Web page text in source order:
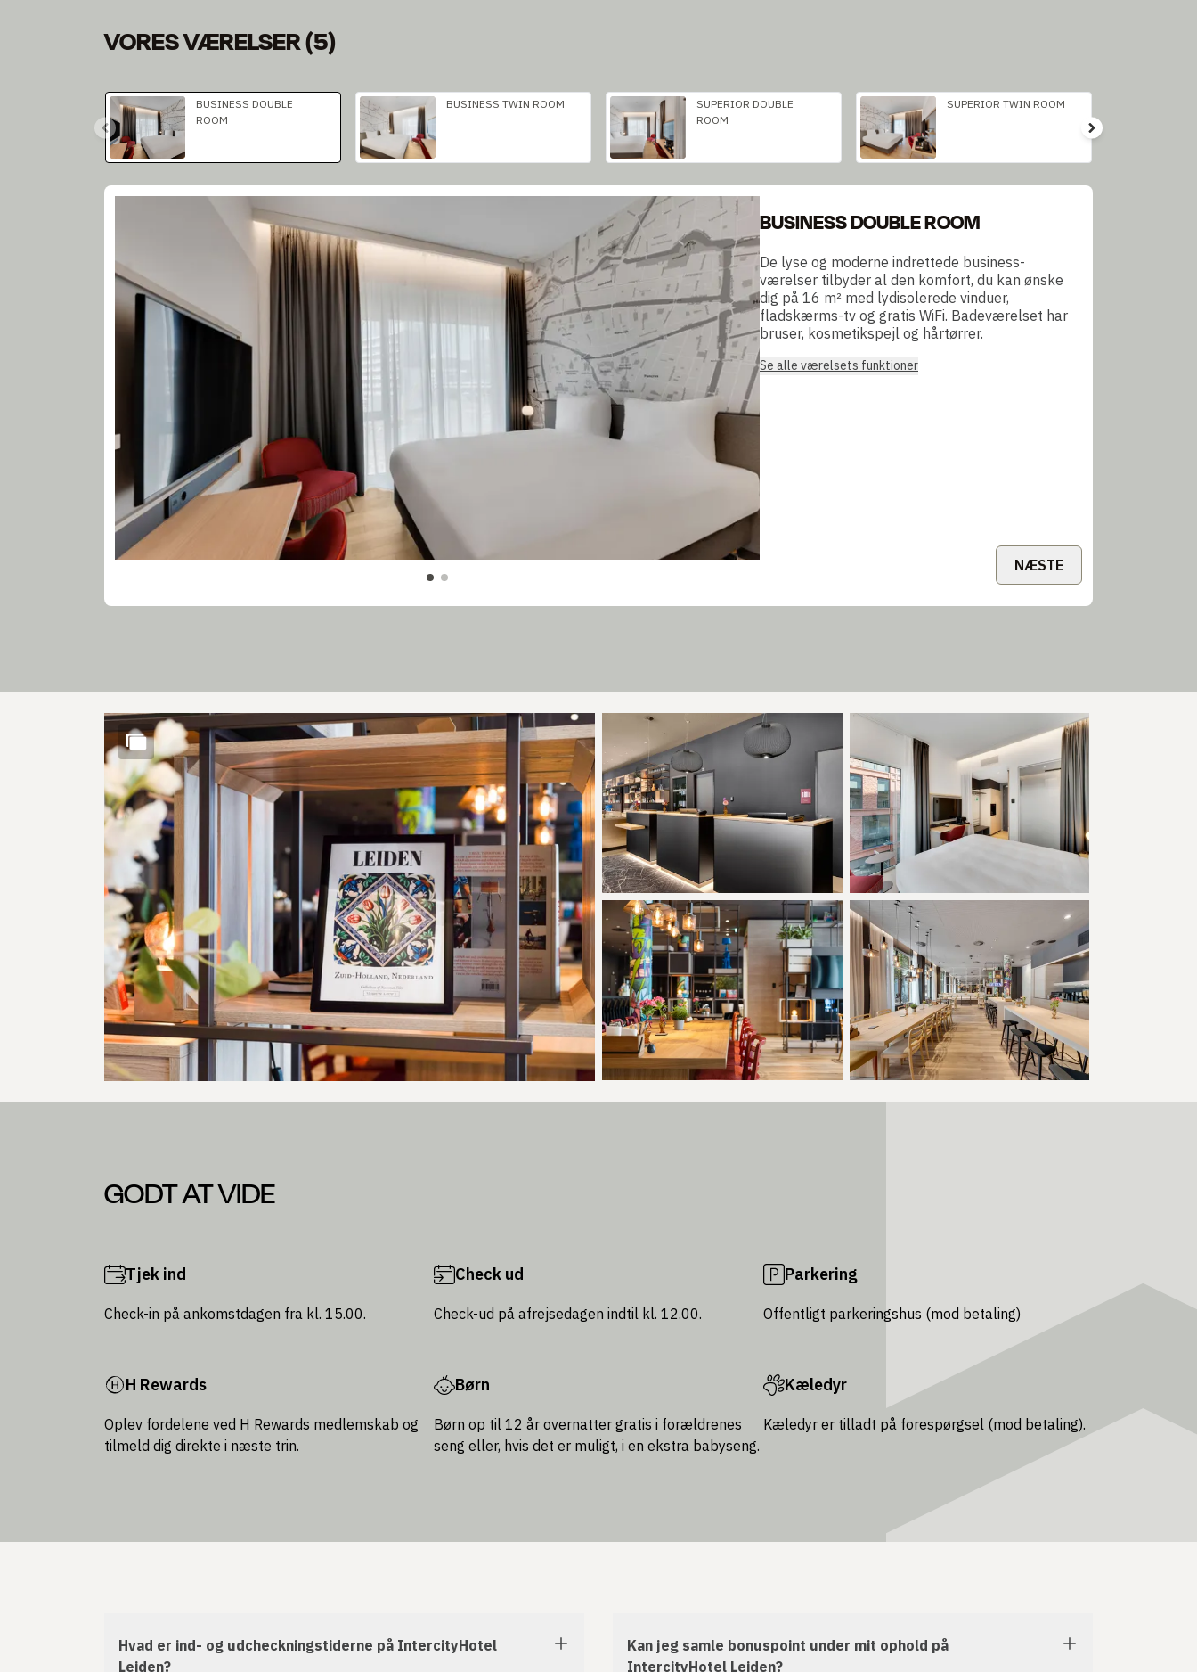
VORES VÆRELSER(5)
Slide 1 af 2
BUSINESS DOUBLE
ROOM
BUSINESS TWIN ROOM
SUPERIOR DOUBLE
ROOM
SUPERIOR TWIN ROOM
BUSINESS DOUBLE ROOM
De lyse og moderne indrettede business-
værelser tilbyder al den komfort, du kan ønske
dig på 16 m² med lydisolerede vinduer,
fladskærms-tv og gratis WiFi. Badeværelset har
bruser, kosmetikspejl og hårtørrer.
Se alle værelsets funktioner
NÆSTE
GODT AT VIDE
Tjek ind
Check-in på ankomstdagen fra kl. 15.00.
Check ud
Check-ud på afrejsedagen indtil kl. 12.00.
Parkering
Offentligt parkeringshus (mod betaling)
H Rewards
Oplev fordelene ved H Rewards medlemskab og
tilmeld dig direkte i næste trin.
Børn
Børn op til 12 år overnatter gratis i forældrenes
seng eller, hvis det er muligt, i en ekstra babyseng.
Kæledyr
Kæledyr er tilladt på forespørgsel (mod betaling).
Hvad er ind- og udcheckningstiderne på IntercityHotel
Leiden?
Kan jeg samle bonuspoint under mit ophold på
IntercityHotel Leiden?